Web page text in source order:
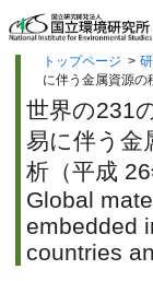
トップページ >
に伴う金属資源の
世界の231
易に伴う金
析（平成 26
Global
embedded
countries